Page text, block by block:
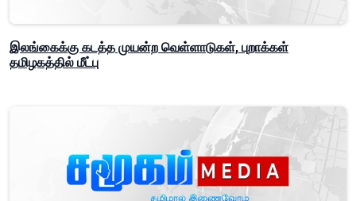
இலங்கைக்கு கடத்த முயன்ற வெள்ளாடுகள், புறாக்கள்
தமிழகத்தில் மீட்பு